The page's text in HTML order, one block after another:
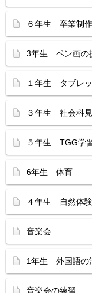
６年生 卒業制作
3年生 ペン画の
１年生 タブレ
３年生 社会科
５年生 TGG学
6年生 体育
４年生 自然体
音楽会
1年生 外国語の
音楽会の練習